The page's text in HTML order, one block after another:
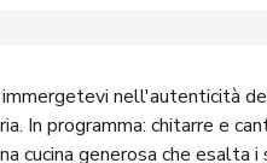
immergetevi nell'autenticità
In programma: chitarre e
cucina generosa che esalta